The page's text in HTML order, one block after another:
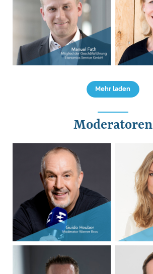
Mehr laden
Moderatoren